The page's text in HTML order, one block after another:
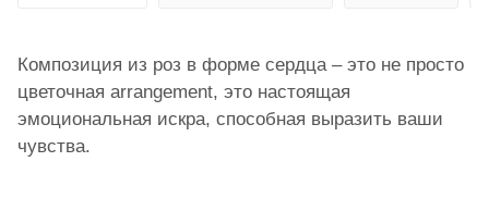
Композиция из роз в форме сердца – это не просто
цветочная arrangement, это настоящая
эмоциональная искра, способная выразить ваши
чувства.